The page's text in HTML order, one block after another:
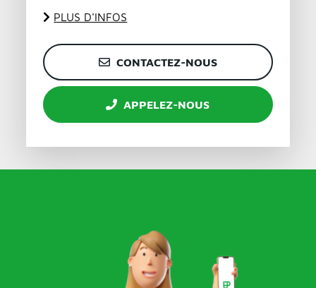
PLUS D'INFOS
CONTACTEZ-NOUS
APPELEZ-NOUS